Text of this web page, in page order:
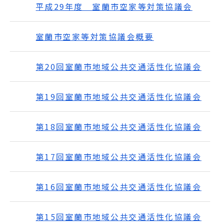
平成29年度 室蘭市空家等対策協議会
室蘭市空家等対策協議会概要
第20回室蘭市地域公共交通活性化協議会
第19回室蘭市地域公共交通活性化協議会
第18回室蘭市地域公共交通活性化協議会
第17回室蘭市地域公共交通活性化協議会
第16回室蘭市地域公共交通活性化協議会
第15回室蘭市地域公共交通活性化協議会